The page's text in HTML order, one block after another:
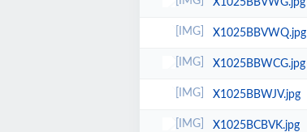
X1025BBVWG.jpg
X1025BBVWQ.jpg
X1025BBWCG.jpg
X1025BBWJV.jpg
X1025BCBVK.jpg